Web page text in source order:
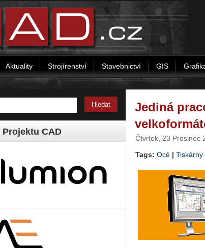
Aktuality Strojírenství Stavebnictví GIS
Projektu CAD
Jediná
Čtvrtek, 23 Prosinec
Tags: Océ | Tiskárny